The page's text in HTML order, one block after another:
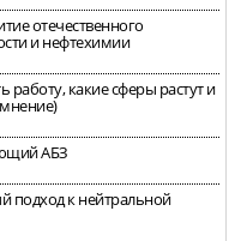
отечественного
и нефтехимии
работу, какие сферы растут и
АБЗ
подход к нейтральной